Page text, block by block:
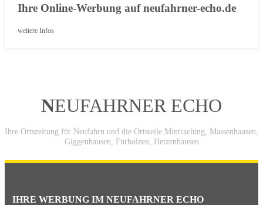
Ihre Online-Werbung auf neufahrner-echo.de
weitere Infos
NEUFAHRNER ECHO
Ihre Ortszeitung für Neufahrn und die Ortsteile Mintraching, Massenhausen,
Giggenhausen, Fürholzen, Hetzenhausen
IHRE WERBUNG IM NEUFAHRNER ECHO